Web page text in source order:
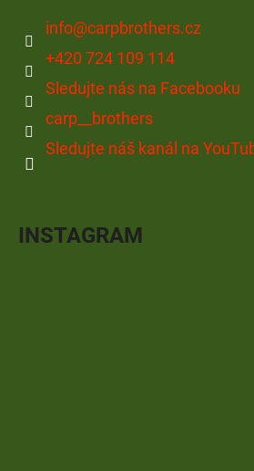
info@carpbrothers.cz
+420 724 109 114
Sledujte nás na Facebooku
carp__brothers
Sledujte náš kanál na
INSTAGRAM